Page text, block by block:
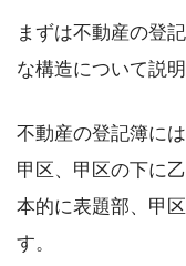
まずは不動産の登
な構造について説明
不動産の登記簿に
甲区、甲区の下に
本的に表題部、甲
す。